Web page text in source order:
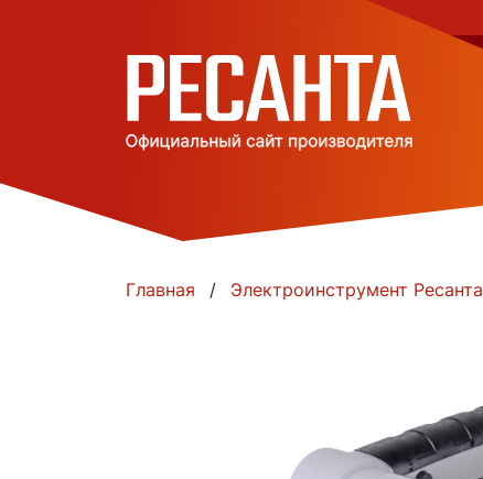
Главная Электроинструмент Ресанта